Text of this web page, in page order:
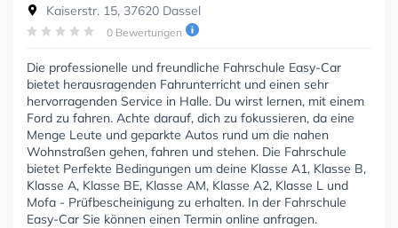
Kaiserstr. 15, 37620 Dassel
0 Bewertungen
Die professionelle und freundliche Fahrschule Easy-Car
bietet herausragenden Fahrunterricht und einen sehr
hervorragenden Service in Halle. Du wirst lernen, mit einem
Ford zu fahren. Achte darauf, dich zu fokussieren, da eine
Menge Leute und geparkte Autos rund um die nahen
Wohnstraßen gehen, fahren und stehen. Die Fahrschule
bietet Perfekte Bedingungen um deine Klasse A1, Klasse B,
Klasse A, Klasse BE, Klasse AM, Klasse A2, Klasse L und
Mofa - Prüfbescheinigung zu erhalten. In der Fahrschule
Easy-Car Sie können einen Termin online anfragen.